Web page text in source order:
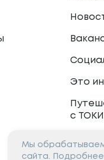
Это
с
Мы
сайта.